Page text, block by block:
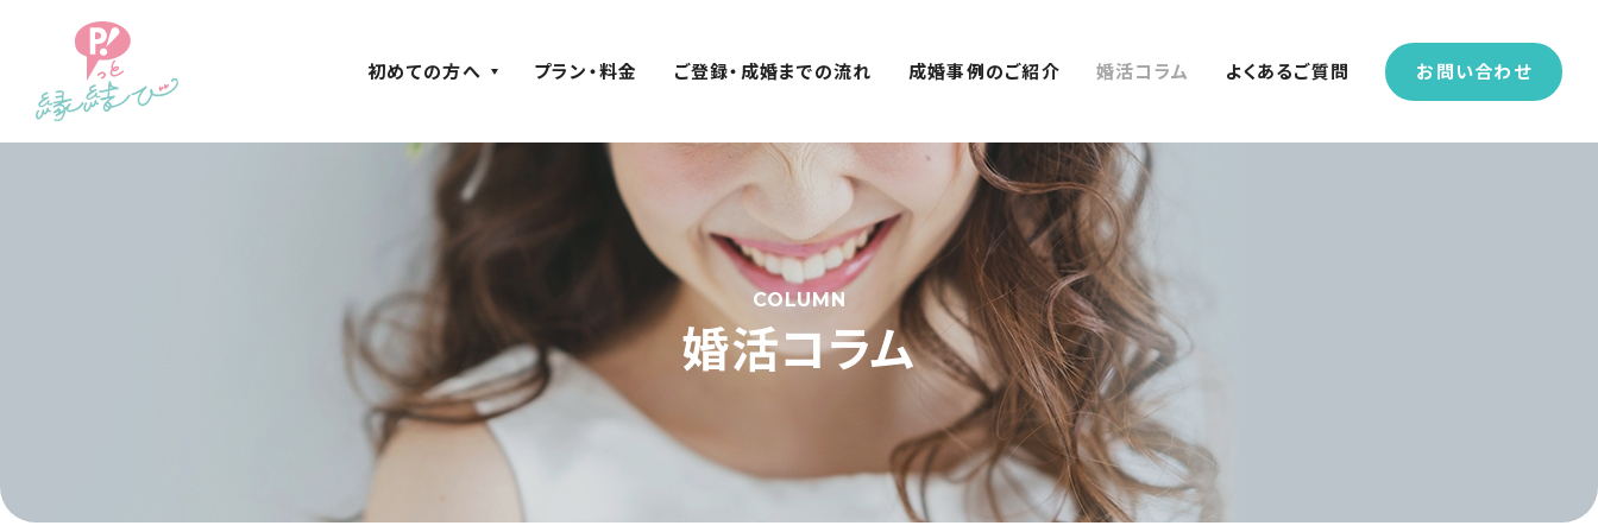
初めての方へ プラン・料金 ご登録・成婚までの流れ 成婚事例のご紹介 婚活コラム よくあるご質問 お問い合わせ
COLUMN
婚活コラム